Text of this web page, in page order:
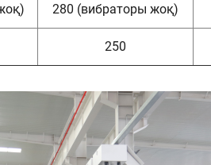
280 (вибраторы жоқ)
250